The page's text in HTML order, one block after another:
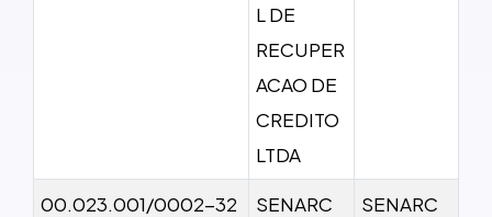
L DE
RECUPER
ACAO DE
CREDITO
LTDA
00.023.001/0002-32
SENARC
SENARC